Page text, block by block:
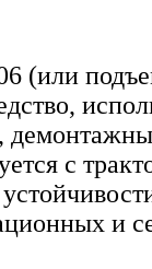
(или
с
и